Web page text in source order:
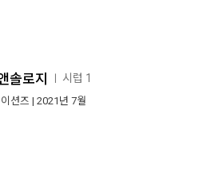
솔로지 시럽 1
션즈 | 2021년 7월